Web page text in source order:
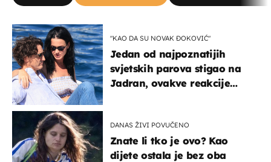
"KAO DA SU NOVAK ĐOKOVIĆ"
Jedan od najpoznatijih
svjetskih parova stigao na
Jadran, ovakve reakcije
DANAS ŽIVI POVUČENO
Znate li tko je ovo? Kao
dijete ostala je bez oba